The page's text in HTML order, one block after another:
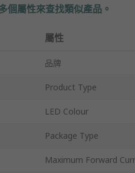
個屬性來查找類似產品。
屬性
品牌
Product Type
LED Colour
Package Type
Maximum Forward